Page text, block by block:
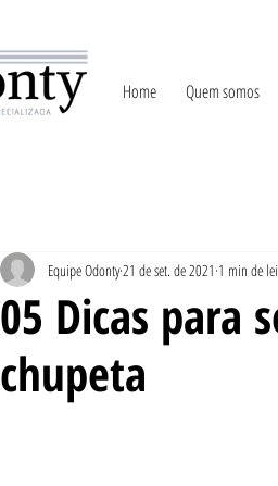
Home Quem somos
05 Dicas para
chupeta
Equipe Odonty21 de set. de 2021 1 min de